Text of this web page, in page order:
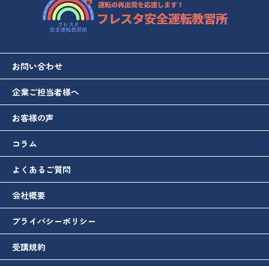
お問い合わせ
企業ご担当者様へ
お客様の声
コラム
よくあるご質問
会社概要
プライバシーポリシー
受講規約